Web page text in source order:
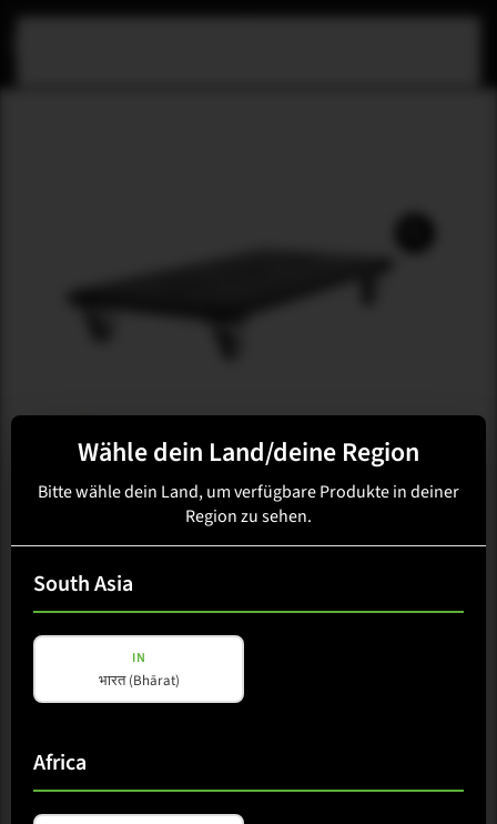
M-F3A S12 PRO
TK 32
Erhältlich in:Africa, Australasia, Caribbean, Central America,
East Asia, EU, Europe, Middle East, North America, Oceania,
South America, South Asia, Southeast Asia
Wähle dein Land/deine Region
Bitte wähle dein Land, um verfügbare Produkte in deiner
Region zu sehen.
South Asia
IN
भारत (Bhārat)
Africa